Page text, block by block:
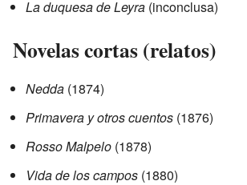
La duquesa de Leyra (inconclusa)
Novelas cortas (relatos)
Nedda (1874)
Primavera y otros cuentos (1876)
Rosso Malpelo (1878)
Vida de los campos (1880)